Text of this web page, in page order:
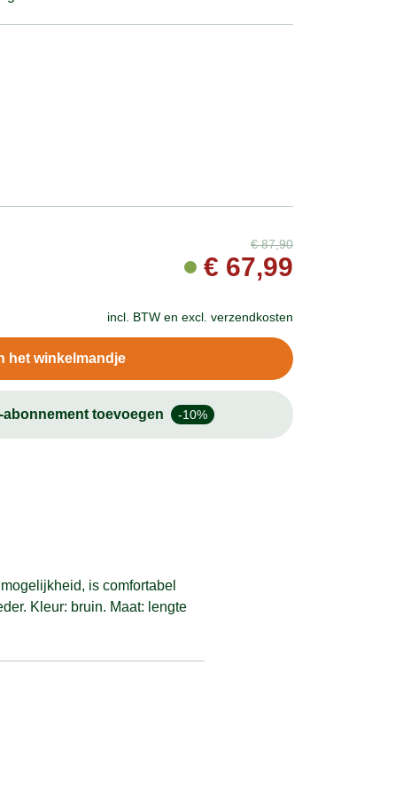
€87,90
€ 67,99
incl. BTW en excl. verzendkosten
het winkelmandje
toevoegen -10%
is comfortabel
Kleur: bruin. Maat: lengte